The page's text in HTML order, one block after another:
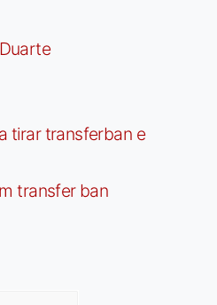
tirar transferban e
transfer ban